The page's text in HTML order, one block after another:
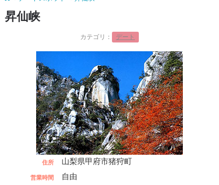
昇仙峡
カテゴリ： デート
住所 山梨県甲府市猪狩町
営業時間 自由